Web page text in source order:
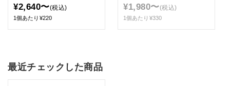
¥2,640〜(税込)
1個あたり¥220
¥1,980〜(税込)
1個あたり¥330
最近チェックした商品